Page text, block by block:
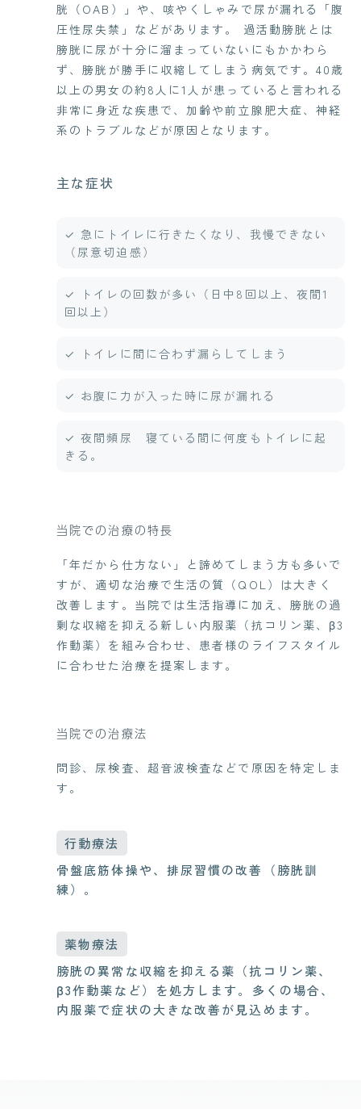
胱（OAB）」や、咳やくしゃみで尿が漏れる「腹
圧性尿失禁」などがあります。 過活動膀胱とは
膀胱に尿が十分に溜まっていないにもかかわら
ず、膀胱が勝手に収縮してしまう病気です。40歳
以上の男女の約8人に1人が患っていると言われる
非常に身近な疾患で、加齢や前立腺肥大症、神経
系のトラブルなどが原因となります。
主な症状
✓ 急にトイレに行きたくなり、我慢できない
（尿意切迫感）
✓ トイレの回数が多い（日中8回以上、夜間1
回以上）
✓ トイレに間に合わず漏らしてしまう
✓ お腹に力が入った時に尿が漏れる
✓ 夜間頻尿 寝ている間に何度もトイレに起
きる。
当院での治療の特長
「年だから仕方ない」と諦めてしまう方も多いで
すが、適切な治療で生活の質（QOL）は大きく
改善します。当院では生活指導に加え、膀胱の過
剰な収縮を抑える新しい内服薬（抗コリン薬、β3
作動薬）を組み合わせ、患者様のライフスタイル
に合わせた治療を提案します。
当院での治療法
問診、尿検査、超音波検査などで原因を特定しま
す。
行動療法
骨盤底筋体操や、排尿習慣の改善（膀胱訓
練）。
薬物療法
膀胱の異常な収縮を抑える薬（抗コリン薬、
β3作動薬など）を処方します。多くの場合、
内服薬で症状の大きな改善が見込めます。